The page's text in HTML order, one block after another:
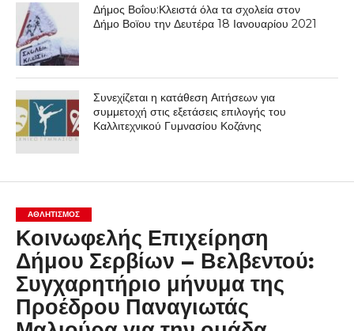
Δήμος Βοΐου:Κλειστά όλα τα σχολεία στον
Δήμο Βοϊου την Δευτέρα 18 Ιανουαρίου 2021
Συνεχίζεται η κατάθεση Αιτήσεων για
συμμετοχή στις εξετάσεις επιλογής του
Καλλιτεχνικού Γυμνασίου Κοζάνης
ΑΘΛΗΤΙΣΜΌΣ
Κοινωφελής Επιχείρηση
Δήμου Σερβίων – Βελβεντού:
Συγχαρητήριο μήνυμα της
Προέδρου Παναγιωτάς